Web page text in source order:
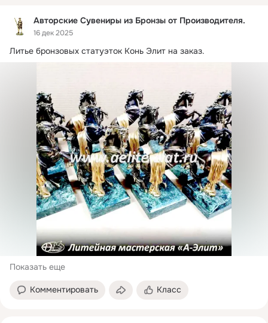
литейной мастерской "А-
Элит", оставьте свои отзывы
Авторские Сувениры из Бронзы от Производителя.
16 дек 2025
Литье бронзовых статуэток Конь Элит на заказ.
Показать еще
Комментировать Класс